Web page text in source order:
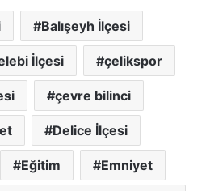
Balışeyh İlçesi
İlçesi çelikspor
çevre bilinci
Delice İlçesi
Eğitim Emniyet